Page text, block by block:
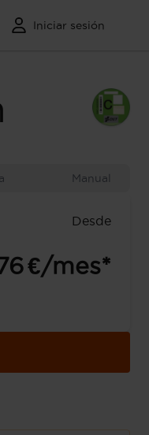
Iniciar sesión
Manual
Desde
€/mes*